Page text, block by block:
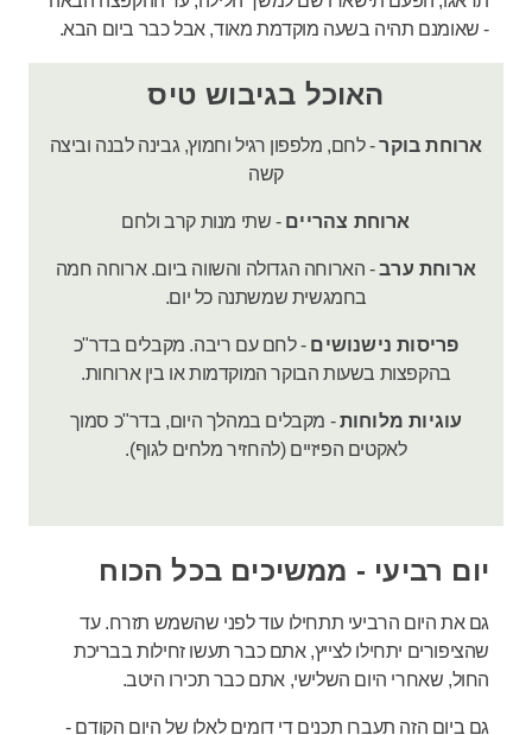
- שאומנם תהיה בשעה מוקדמת מאוד, אבל כבר ביום הבא.
האוכל בגיבוש טיס
ארוחת בוקר- לחם, מלפפון רגיל וחמוץ, גבינה לבנה וביצה
קשה
ארוחת צהריים - שתי מנות קרב ולחם
ארוחת ערב- הארוחה הגדולה והשווה ביום. ארוחה חמה
בחמגשית שמשתנה כל יום.
פריסות נישנושים - לחם עם ריבה. מקבלים בדר"כ
בהקפצות בשעות הבוקר המוקדמות או בין ארוחות.
עוגיות מלוחות- מקבלים במהלך היום, בדר"כ סמוך
לאקטים הפיזיים (להחזיר מלחים לגוף).
יום רביעי - ממשיכים בכל הכוח
גם את היום הרביעי תתחילו עוד לפני שהשמש תזרח. עד
שהציפורים יתחילו לצייץ, אתם כבר תעשו זחילות בבריכת
החול, שאחרי היום השלישי, אתם כבר תכירו היטב.
גם ביום הזה תעברו תכנים די דומים לאלו של היום הקודם -